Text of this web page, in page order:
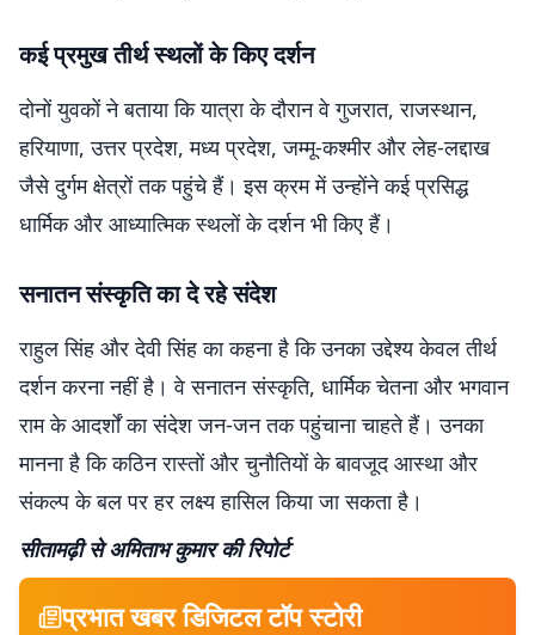
कई प्रमुख तीर्थ स्थलों के किए दर्शन
दोनों युवकों ने बताया कि यात्रा के दौरान वे गुजरात, राजस्थान,
हरियाणा, उत्तर प्रदेश, मध्य प्रदेश, जम्मू-कश्मीर और लेह-लद्दाख
जैसे दुर्गम क्षेत्रों तक पहुंचे हैं। इस क्रम में उन्होंने कई प्रसिद्ध
धार्मिक और आध्यात्मिक स्थलों के दर्शन भी किए हैं।
सनातन संस्कृति का दे रहे संदेश
राहुल सिंह और देवी सिंह का कहना है कि उनका उद्देश्य केवल तीर्थ
दर्शन करना नहीं है। वे सनातन संस्कृति, धार्मिक चेतना और भगवान
राम के आदर्शों का संदेश जन-जन तक पहुंचाना चाहते हैं। उनका
मानना है कि कठिन रास्तों और चुनौतियों के बावजूद आस्था और
संकल्प के बल पर हर लक्ष्य हासिल किया जा सकता है।
सीतामढ़ी से अमिताभ कुमार की रिपोर्ट
प्रभात खबर डिजिटल टॉप स्टोरी